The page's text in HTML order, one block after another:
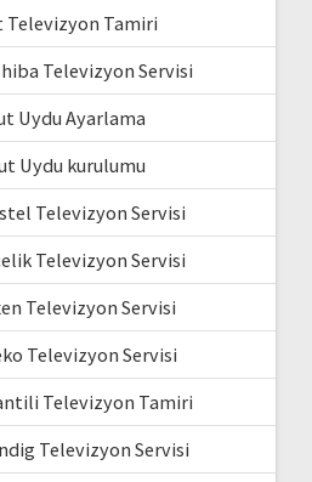
Televizyon Tamiri
Televizyon Servisi
Uydu Ayarlama
Uydu kurulumu
Televizyon Servisi
Televizyon Servisi
Televizyon Servisi
Televizyon Servisi
Televizyon Tamiri
Televizyon Servisi